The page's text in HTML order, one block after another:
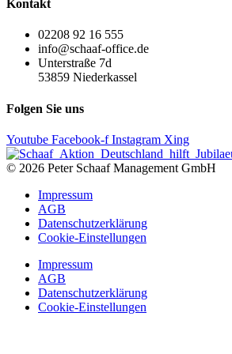
Kontakt
02208 92 16 555
info@schaaf-office.de
Unterstraße 7d
53859 Niederkassel
Folgen Sie uns
Youtube Facebook-f Instagram Xing
© 2026 Peter Schaaf Management GmbH
Impressum
AGB
Datenschutzerklärung
Cookie-Einstellungen
Impressum
AGB
Datenschutzerklärung
Cookie-Einstellungen